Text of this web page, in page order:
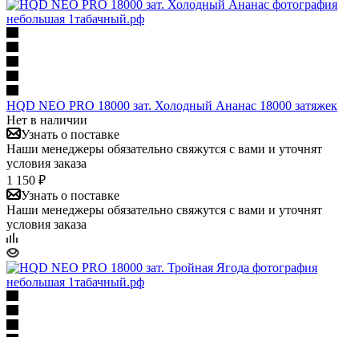
HQD NEO PRO 18000 зат. Холодный Ананас 18000 затяжек
Нет в наличии
Узнать о поставке
Наши менеджеры обязательно свяжутся с вами и уточнят
условия заказа
1 150 ₽
Узнать о поставке
Наши менеджеры обязательно свяжутся с вами и уточнят
условия заказа